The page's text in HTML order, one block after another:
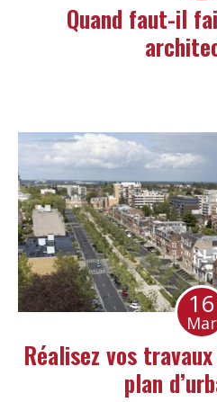
Quand faut-il
16
Mar
Réalisez vos
plan